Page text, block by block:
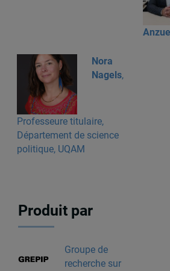
Nora
Nagels,
Professeure titulaire,
Département de science
politique, UQAM
Produit par
Groupe de
recherche sur